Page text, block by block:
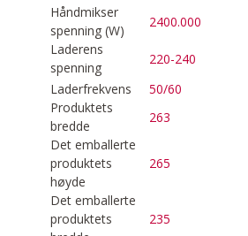
Håndmikser
spenning (W)
2400.000
Laderens
spenning
220-240
Laderfrekvens
50/60
Produktets
bredde
263
Det emballerte
produktets
høyde
265
Det emballerte
produktets
235